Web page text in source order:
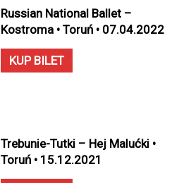
Russian National Ballet –
Kostroma • Toruń • 07.04.2022
KUP BILET
Trebunie-Tutki – Hej Malućki •
Toruń • 15.12.2021